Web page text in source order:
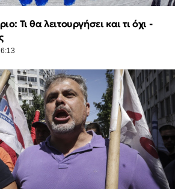
Τι θα λειτουργήσει και τι όχι -